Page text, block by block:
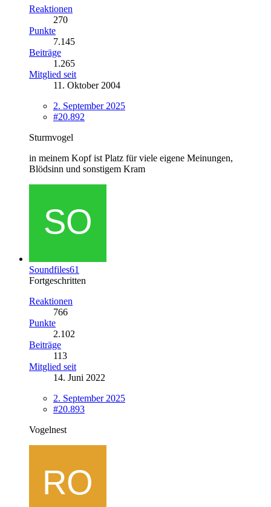
Reaktionen
270
Punkte
7.145
Beiträge
1.265
Mitglied seit
11. Oktober 2004
2. September 2025
#20.892
Sturmvogel
in meinem Kopf ist Platz für viele eigene Meinungen,
Blödsinn und sonstigem Kram
Soundfiles61
Fortgeschritten
Reaktionen
766
Punkte
2.102
Beiträge
113
Mitglied seit
14. Juni 2022
2. September 2025
#20.893
Vogelnest